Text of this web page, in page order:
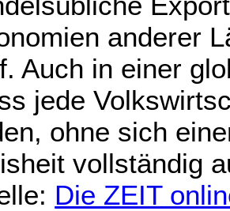
anderer
Auch in einer
jede
ohne sich
vollständig
Die ZEIT